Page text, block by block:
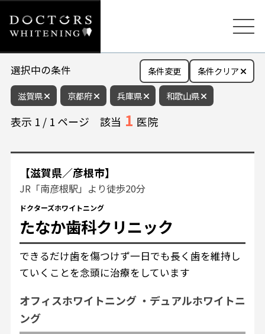
選択中の条件
滋賀県 京都府 兵庫県 和歌山県
条件変更 条件クリア
表示 1 / 1 ページ 該当 1 医院
【滋賀県／彦根市】
JR「南彦根駅」より徒歩20分
ドクターズホワイトニング
たなか歯科クリニック
できるだけ歯を傷つけず一日でも長く歯を維持し
ていくことを念頭に治療をしています
オフィスホワイトニング
デュアルホワイトニ
ング